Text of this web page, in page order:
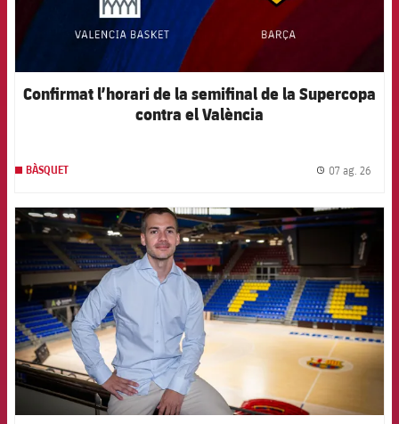
Confirmat l’horari de la semifinal de la Supercopa
contra el València
BÀSQUET 07 ag. 26
FCB Barcelona badge